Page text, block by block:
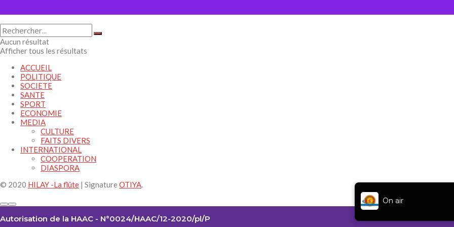
On air
Aucun résultat
Afficher tous les résultats
ACCUEIL
POLITIQUE
SOCIETE
SANTE
SPORT
ECONOMIE
MEDIA
CULTURE
FAITS DIVERS
INTERNATIONAL
COOPERATION
DIASPORA
© 2020 HILAY -La flûte | SignatureOTIYA
Autorisation de la HAAC - N°0024/HAAC/12-2020/pl/P